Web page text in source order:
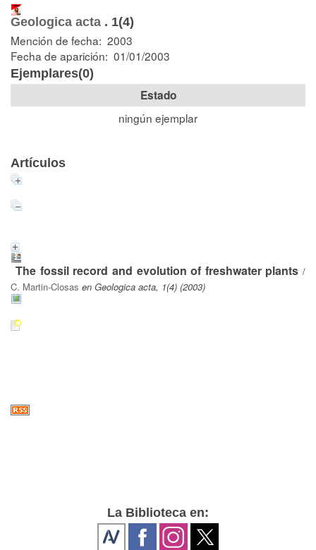
Geologica acta . 1(4)
Mención de fecha: 2003
Fecha de aparición: 01/01/2003
Ejemplares(0)
Estado
ningún ejemplar
Artículos
The fossil record and evolution of freshwater plants /
C. Martin-Closas en Geologica acta, 1(4) (2003)
La Biblioteca en: